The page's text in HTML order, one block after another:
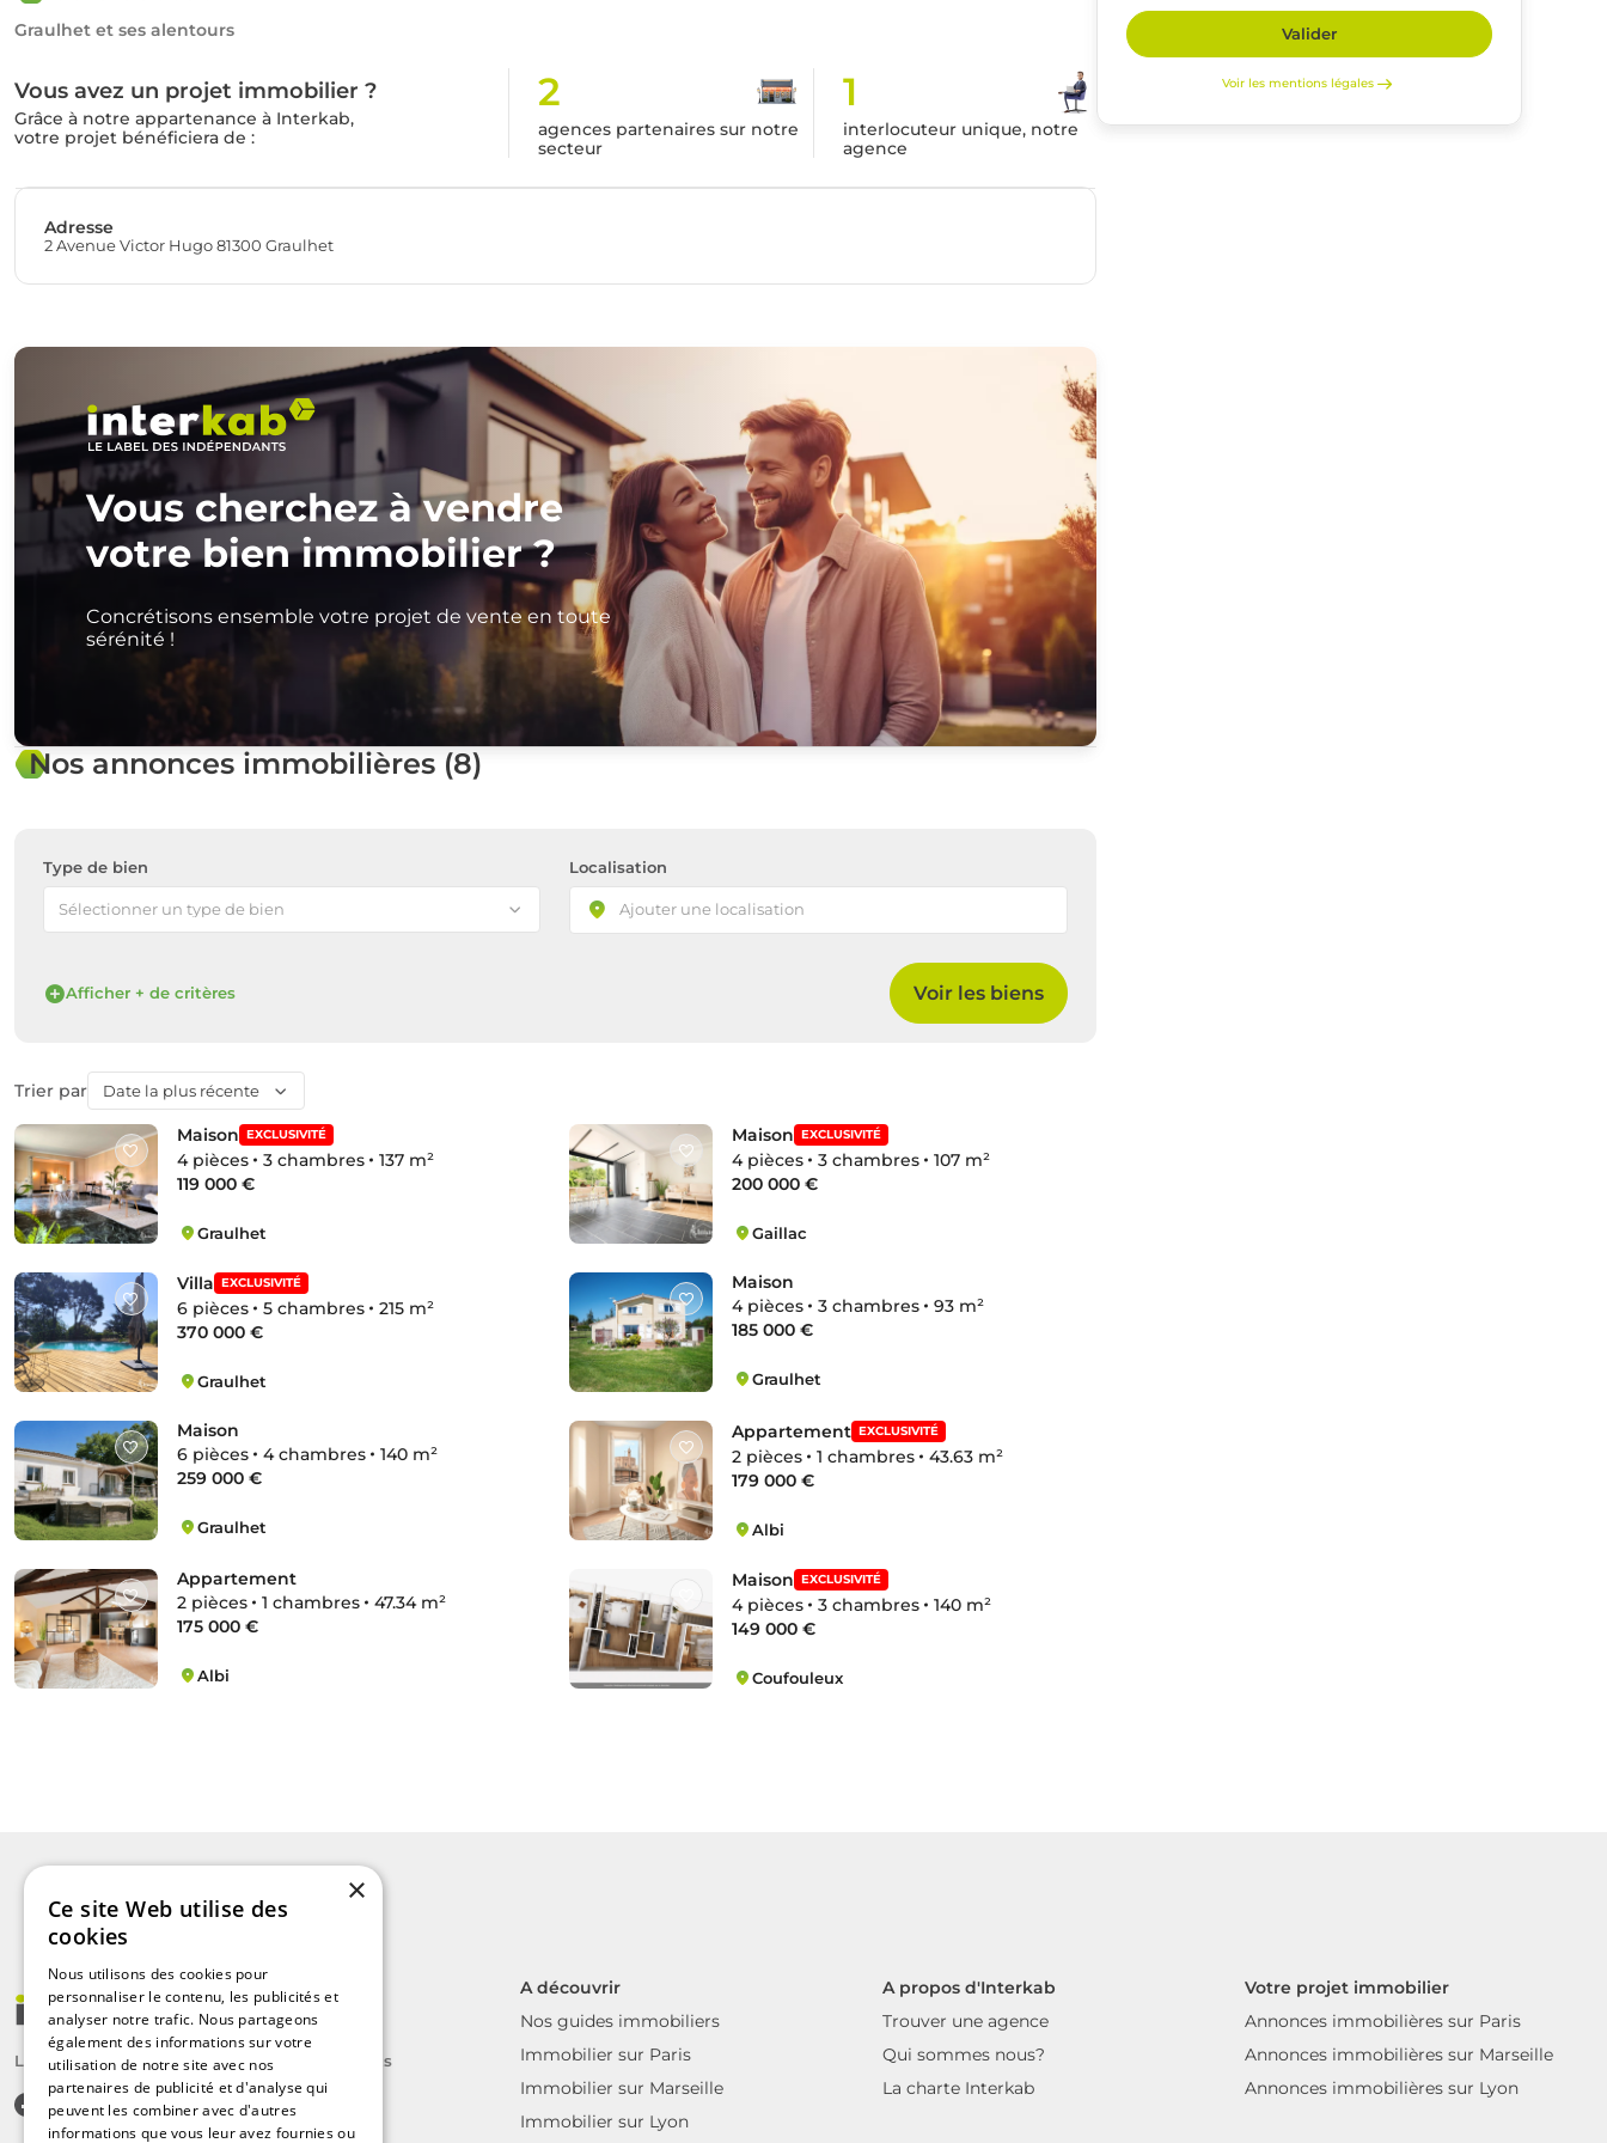
Graulhet et ses alentours
Vous avez un projet immobilier ?
Grâce à notre appartenance à Interkab,
votre projet bénéficiera de :
2
agences partenaires sur notre
secteur
1
interlocuteur unique, notre
agence
Adresse
2 Avenue Victor Hugo 81300 Graulhet
Vous cherchez à vendre
votre bien immobilier ?
Concrétisons ensemble votre projet de vente en toute
sérénité !
Nos annonces immobilières (8)
Type de bien
Sélectionner un type de bien
Localisation
Afficher + de critères Voir les biens
Trier par Date la plus récente
Maison EXCLUSIVITÉ
4 pièces 3 chambres
137 m²
119 000 €
Graulhet
Maison EXCLUSIVITÉ
4 pièces 3 chambres
107 m²
200 000 €
Gaillac
Villa EXCLUSIVITÉ
6 pièces 5 chambres
215 m²
370 000 €
Graulhet
Maison
4 pièces
3 chambres
93 m²
185 000 €
Graulhet
Maison
6 pièces
4 chambres
140 m²
259 000 €
Graulhet
Appartement EXCLUSIVITÉ
2 pièces 1 chambres
43.63 m²
179 000 €
Albi
Appartement
2 pièces
1 chambres
47.34 m²
175 000 €
Albi
Maison EXCLUSIVITÉ
4 pièces 3 chambres
140 m²
149 000 €
Coufouleux
Valider
Voir les mentions légales
Le label des agents immobiliers indépendants
A découvrir
Nos guides immobiliers
Immobilier sur Paris
Immobilier sur Marseille
Immobilier sur Lyon
A propos d'Interkab
Trouver une agence
Qui sommes nous?
La charte Interkab
Votre projet immobilier
Annonces immobilières sur Paris
Annonces immobilières sur Marseille
Annonces immobilières sur Lyon
×
Ce site Web utilise des
cookies
Nous utilisons des cookies pour
personnaliser le contenu, les publicités et
analyser notre trafic. Nous partageons
également des informations sur votre
utilisation de notre site avec nos
partenaires de publicité et d'analyse qui
peuvent les combiner avec d'autres
informations que vous leur avez fournies ou